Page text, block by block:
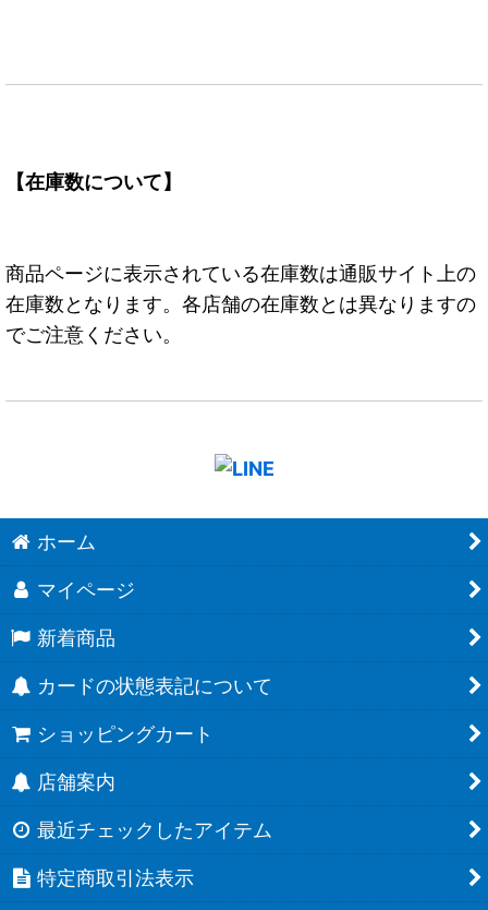
【在庫数について】
商品ページに表示されている在庫数は通販サイト上の
在庫数となります。各店舗の在庫数とは異なりますの
でご注意ください。
ホーム
マイページ
新着商品
カードの状態表記について
ショッピングカート
店舗案内
最近チェックしたアイテム
特定商取引法表示